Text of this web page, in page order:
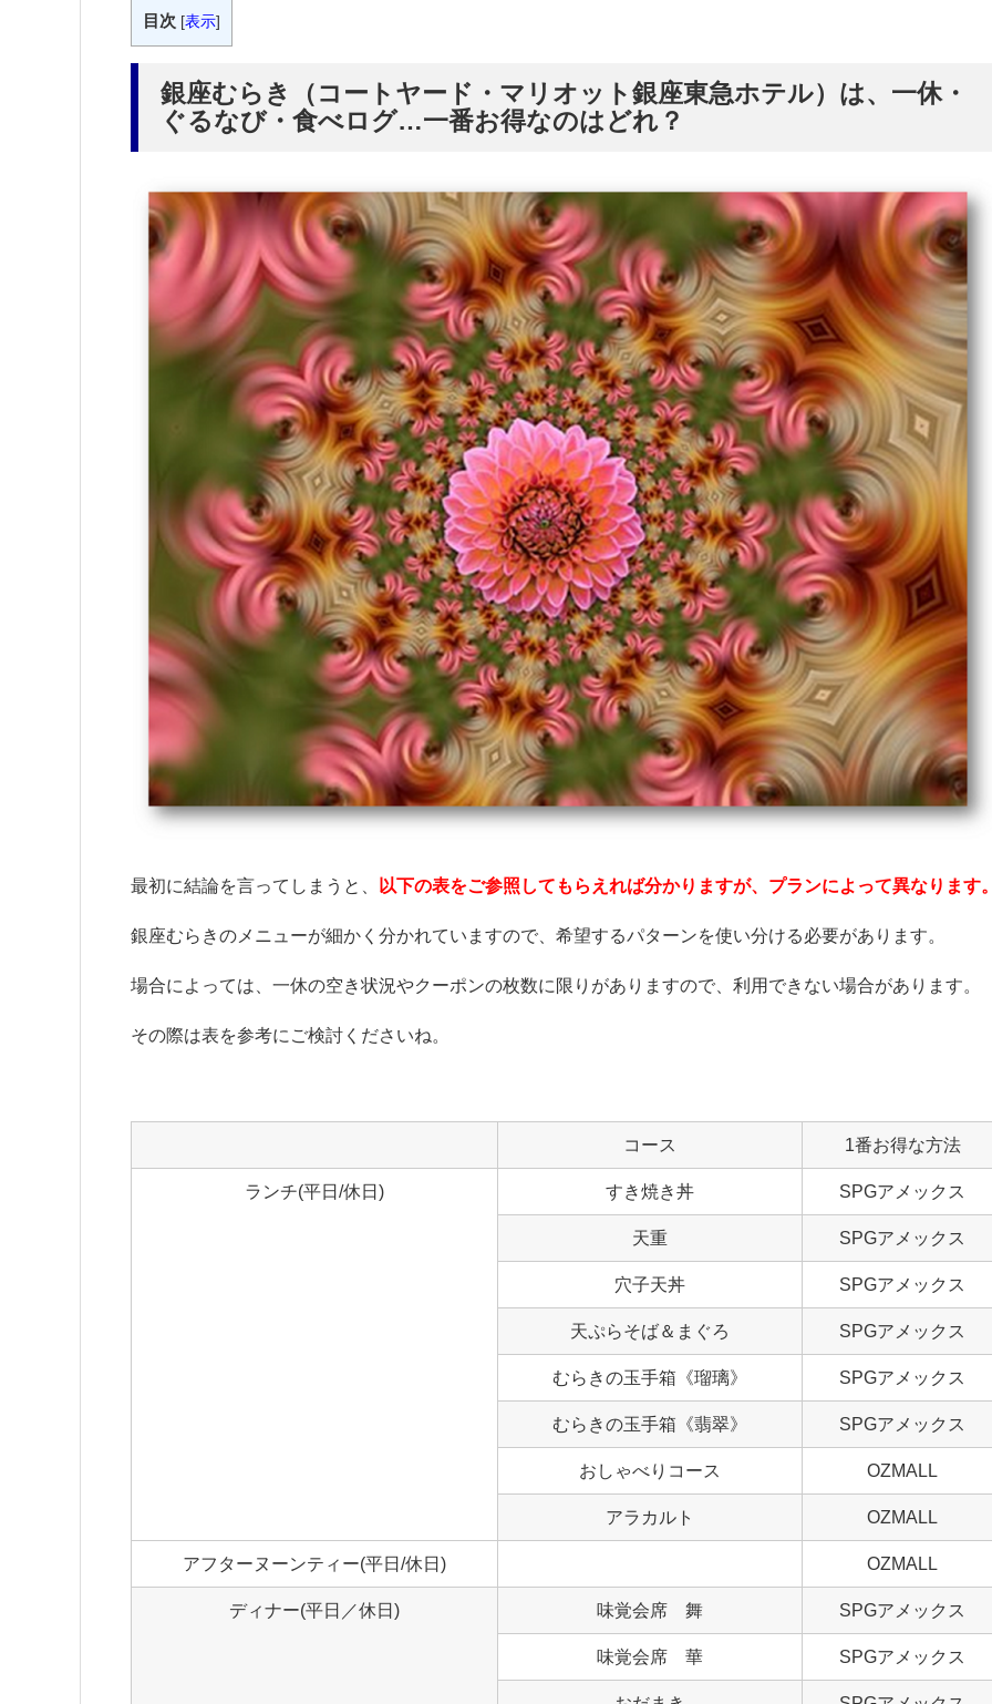
目次 [表示]
銀座むらき（コートヤード・マリオット銀座東急ホテル）は、一休・
ぐるなび・食べログ…一番お得なのはどれ？
最初に結論を言ってしまうと、 以下の表をご参照してもらえれば分かりますが、プランによって異なります
銀座むらきのメニューが細かく分かれていますので、希望するパターンを使い分ける必要があります。
場合によっては、一休の空き状況やクーポンの枚数に限りがありますので、利用できない場合があります。
その際は表を参考にご検討くださいね。
コース 1番お得な方法
ランチ(平日/休日) すき焼き丼 SPGアメックス
天重 SPGアメックス
穴子天丼 SPGアメックス
天ぷらそば＆まぐろ SPGアメックス
むらきの玉手箱《瑠璃》 SPGアメックス
むらきの玉手箱《翡翠》 SPGアメックス
おしゃべりコース OZMALL
アラカルト OZMALL
アフターヌーンティー(平日/休日) OZMALL
ディナー(平日／休日) 味覚会席 舞 SPGアメックス
味覚会席 華 SPGアメックス